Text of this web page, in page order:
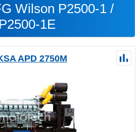
Wilson P2500-1 /
P2500-1E
APD 2750M